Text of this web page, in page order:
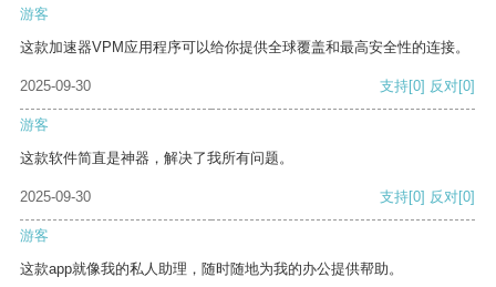
游客
这款加速器VPM应用程序可以给你提供全球覆盖和最高安全性的连接。
2025-09-30 支持[0] 反对[0]
游客
这款软件简直是神器，解决了我所有问题。
2025-09-30 支持[0] 反对[0]
游客
这款app就像我的私人助理，随时随地为我的办公提供帮助。